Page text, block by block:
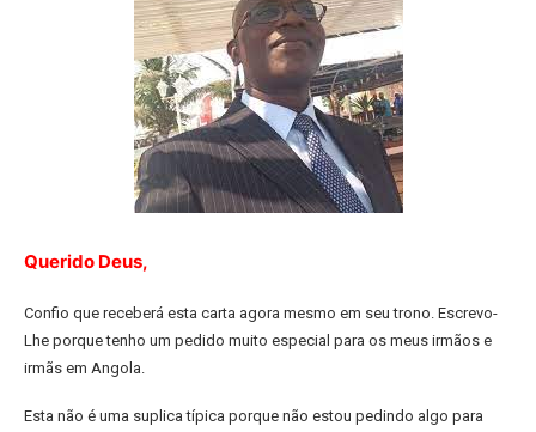
Querido Deus,
Confio que receberá esta carta agora mesmo em seu trono. Escrevo-
Lhe porque tenho um pedido muito especial para os meus irmãos e
irmãs em Angola.
Esta não é uma suplica típica porque não estou pedindo algo para